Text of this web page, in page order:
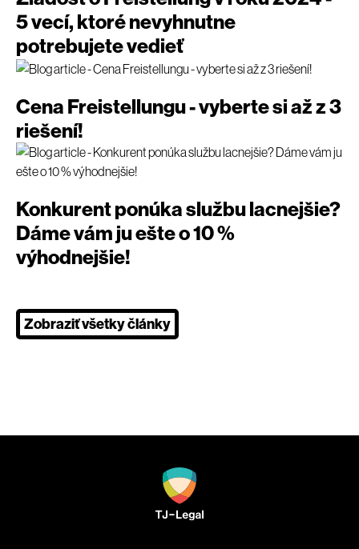
5 vecí, ktoré nevyhnutne
potrebujete vedieť
Cena Freistellungu - vyberte si až z 3
riešení!
Konkurent ponúka službu lacnejšie?
Dáme vám ju ešte o 10 %
výhodnejšie!
Zobraziť všetky články